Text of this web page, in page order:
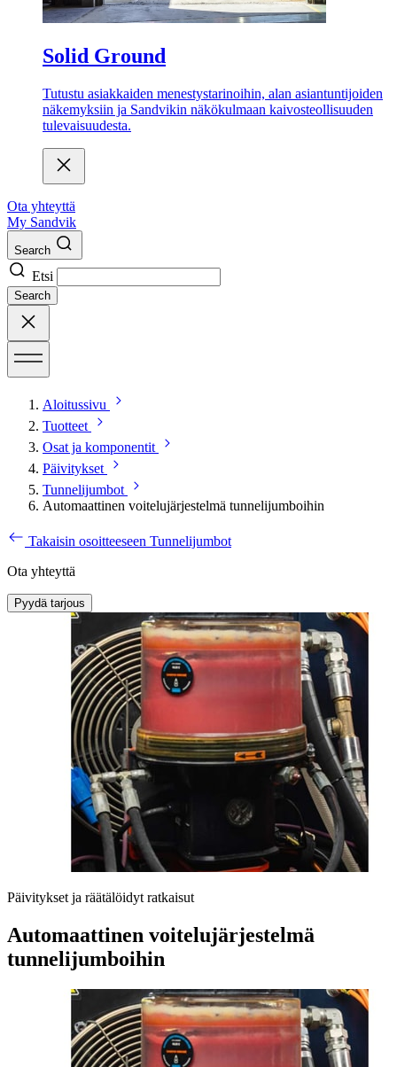
Solid Ground
Tutustu asiakkaiden menestystarinoihin, alan asiantuntijoiden
näkemyksiin ja Sandvikin näkökulmaan kaivosteollisuuden
tulevaisuudesta.
Ota yhteyttä
My Sandvik
Search
Etsi
Search
Aloitussivu
Tuotteet
Osat ja komponentit
Päivitykset
Tunnelijumbot
Automaattinen voitelujärjestelmä tunnelijumboihin
Takaisin osoitteeseen Tunnelijumbot
Ota yhteyttä
Pyydä tarjous
Päivitykset ja räätälöidyt ratkaisut
Automaattinen voitelujärjestelmä
tunnelijumboihin